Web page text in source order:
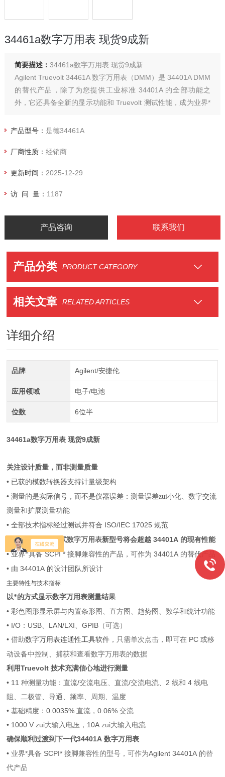
34461a数字万用表 现货9成新
简要描述： 34461a数字万用表 现货9成新
Agilent Truevolt 34461A 数字万用表（DMM）是 34401A DMM
的替代产品，除了为您提供工业标准 34401A 的全部功能之
外，它还具备全新的显示功能和 Truevolt 测试性能，成为业界*
产品型号： 是德34461A
厂商性质： 经销商
更新时间： 2025-12-29
访 问 量： 1187
产品咨询 联系我们
产品分类 PRODUCT CATEGORY
相关文章 RELATED ARTICLES
详细介绍
品牌 Agilent/安捷伦
应用领域 电子/电池
位数 6位半
34461a数字万用表 现货9成新
关注设计质量，而非测量质量
• 已获的模数转换器支持计量级架构
•测量的是实际信号，而不是仪器误差：测量误差zui小化、数字交流
测量和扩展测量功能
•全部技术指标经过测试并符合 ISO/IEC 17025规范
安捷伦34461A台式数字万用表新型号将会超越 34401A 的现有性能
•业界*具备SCPI *接脚兼容性的产品，可作为 34401A 的替代产品
• 由 34401A 的设计团队所设计
主要特性与技术指标
以*的方式显示数字万用表测量结果
•彩色图形显示屏与内置条形图、直方图、趋势图、数学和统计功能
• I/O ： USB LAN/LXI 、GPIB （可选）
•借助数字万用表连通性工具软件 ，只需单次点击，即可在 PC或移
动设备中控制、捕获和查看数字万用表的数据
利用Truevolt技术充满信心地进行测量
• 11种测量功能：直流/交流电压、直流/交流电流、 2线和 4线电
阻、二极管、导通、频率、周期、温度
•基础精度：0.0035%直流，0.06%交流
• 1000 Vzui大输入电压， 10Azui大输入电流
确保顺利过渡到下一代34401A数字万用表
• 业界*具备 SCPI*接脚兼容性的型号，可作为Agilent 34401A 的替
代产品